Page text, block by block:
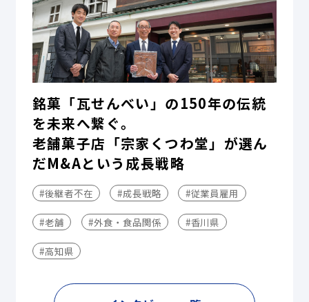
銘菓「瓦せんべい」の150年の伝統
を未来へ繋ぐ。
老舗菓子店「宗家くつわ堂」が選ん
だM&Aという成長戦略
#後継者不在 #成長戦略 #従業員雇用
#老舗 #外食・食品関係 #香川県
#高知県